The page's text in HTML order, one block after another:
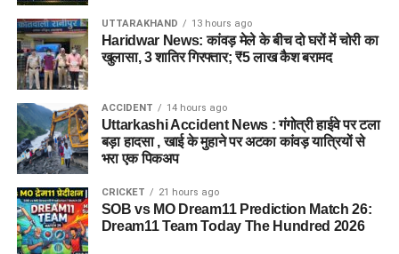
जेल नहीं, रेजिडेंशियल कॉम्प्लेक्स जैसा
होगा माहौल
आलंबन गांव की सबसे खास बात यही होगी कि यहां रहने वाली महिलाओं
और बच्चों को यह महसूस न हो कि वे किसी जेल या बंद संस्थान में रह रहे
हैं। इसके बजाय पूरा परिसर एक रेजिडेंशियल कॉम्प्लेक्स की तरह विकसित
किया जाएगा, जहां सुरक्षा के साथ रहने, पढ़ाई, दैनिक जीवन और सामाजिक
विकास से जुड़ी सुविधाएं उपलब्ध होंगी।
UTTARAKHAND 13 hours ago
Haridwar News: कांवड़ मेले के बीच दो घरों में चोरी का
खुलासा, 3 शातिर गिरफ्तार; ₹5 लाख कैश बरामद
ACCIDENT 14 hours ago
Uttarkashi Accident News : गंगोत्री हाईवे पर टला
बड़ा हादसा , खाई के मुहाने पर अटका कांवड़ यात्रियों से
भरा एक पिकअप
CRICKET 21 hours ago
SOB vs MO Dream11 Prediction Match 26:
Dream11 Team Today The Hundred 2026